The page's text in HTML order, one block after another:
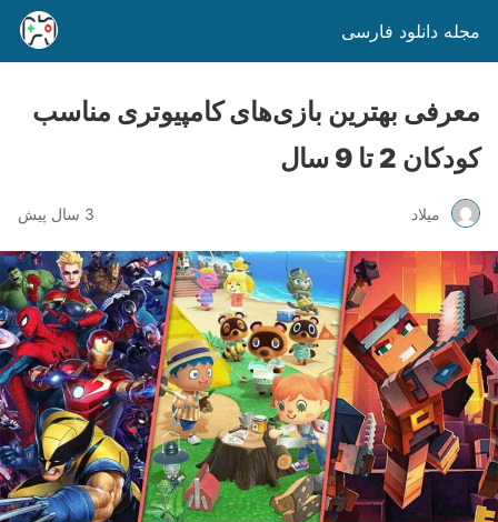
مجله دانلود فارسی
معرفی بهترین بازی‌های کامپیوتری مناسب
کودکان 2 تا 9 سال
میلاد 3 سال پیش